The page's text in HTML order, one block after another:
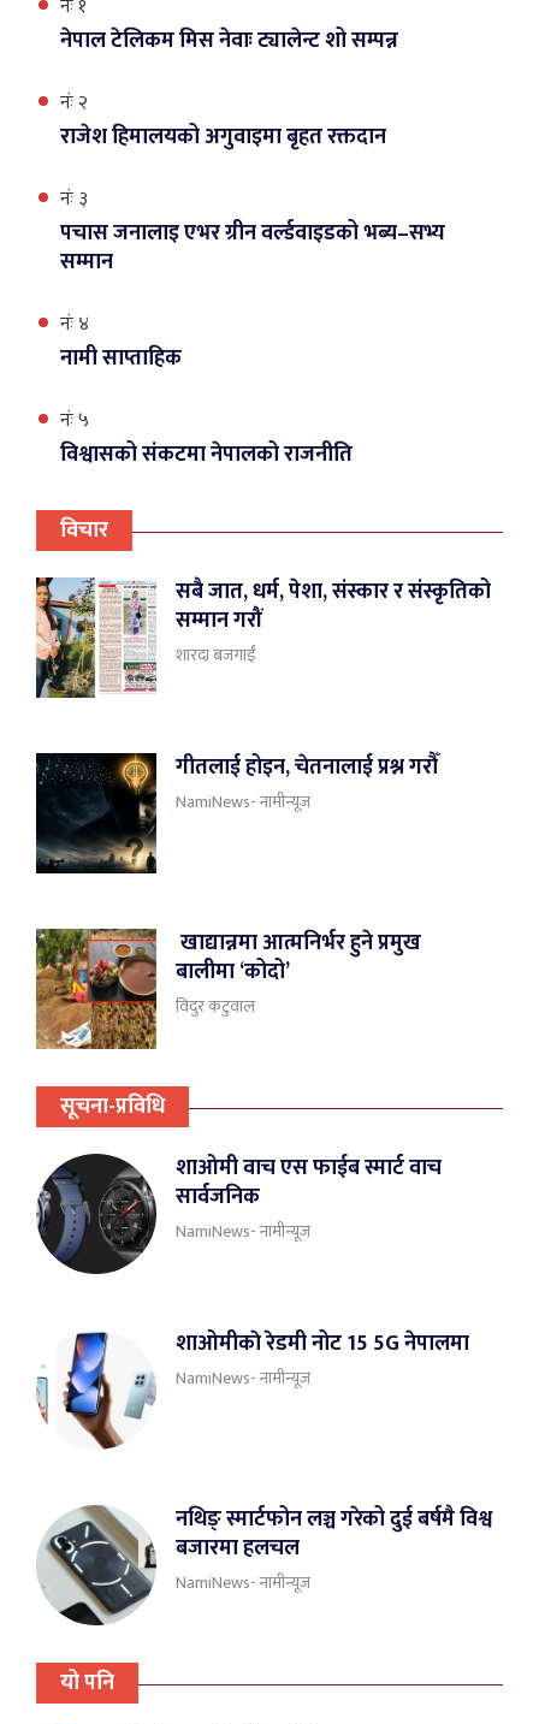
नेपाल टेलिकम मिस नेवाः ट्यालेन्ट शो सम्पन्न
नंः २
राजेश हिमालयको अगुवाइमा बृहत रक्तदान
नंः ३
पचास जनालाइ एभर ग्रीन वर्ल्डवाइडको भब्य–सभ्य
सम्मान
नंः ४
नामी साप्ताहिक
नंः ५
विश्वासको संकटमा नेपालको राजनीति
विचार
सबै जात, धर्म, पेशा, संस्कार र संस्कृतिको
सम्मान गरौं
शारदा बजगाईँ
गीतलाई होइन, चेतनालाई प्रश्न गरौँ
NamiNews- नामीन्यूज
खाद्यान्नमा आत्मनिर्भर हुने प्रमुख
बालीमा ‘कोदो’
विदुर कटुवाल
सूचना-प्रविधि
शाओमी वाच एस फाईब स्मार्ट वाच
सार्वजनिक
NamiNews- नामीन्यूज
शाओमीकाे रेडमी नोट 15 5G नेपालमा
NamiNews- नामीन्यूज
नथिङ् स्मार्टफोन लञ्च गरेको दुई बर्षमै विश्व
बजारमा हलचल
NamiNews- नामीन्यूज
यो पनि